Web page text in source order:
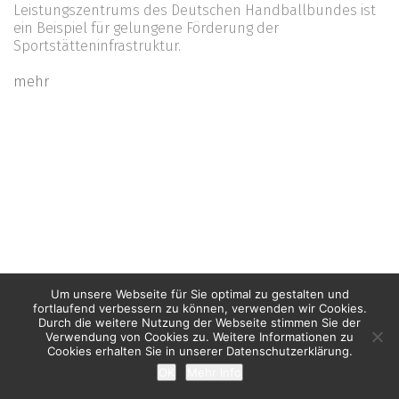
Leistungszentrums des Deutschen Handballbundes ist
ein Beispiel für gelungene Förderung der
Sportstätteninfrastruktur.
mehr
Um unsere Webseite für Sie optimal zu gestalten und
fortlaufend verbessern zu können, verwenden wir Cookies.
Durch die weitere Nutzung der Webseite stimmen Sie der
Verwendung von Cookies zu. Weitere Informationen zu
Cookies erhalten Sie in unserer Datenschutzerklärung.